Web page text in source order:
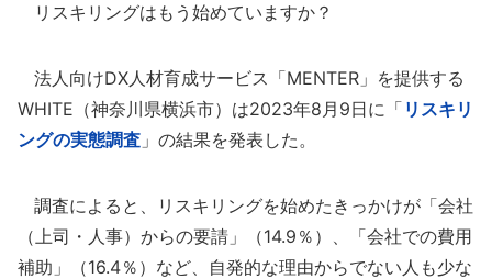
リスキリングはもう始めていますか？
法人向けDX人材育成サービス「MENTER」を提供する
WHITE（神奈川県横浜市）は2023年8月9日に「 リスキリ
ングの実態調査 」の結果を発表した。
調査によると、リスキリングを始めたきっかけが「会社
（上司・人事）からの要請」（14.9％）、「会社での費用
補助」（16.4％）など、自発的な理由からでない人も少な